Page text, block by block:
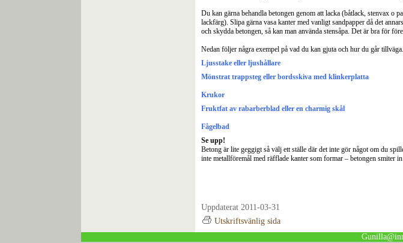
Du kan gärna behandla betongen genom att lacka (båtlack, stenvax o
lackfärg). Slipa gärna vasa kanter med vanligt sandpapper då det
och skydda betongen, så kan man använda stensåpa. Det är bra för
Nedan följer några exempel på vad du kan gjuta och hur du går tillväga.
Ljusstake eller ljushållare
Mönstrat trappsteg eller bordsskiva med klinkerplatta
Krukor
Fruktfat av rabarberblad eller en charmig skål
Fågelbad
Se upp!
Betong är lite geggigt så välj ett ställe där det inte gör något om du
inte metallföremål med räfflade kanter som formar – betongen smiter
Uppdaterat 2011-03-31
Utskriftsvänlig sida